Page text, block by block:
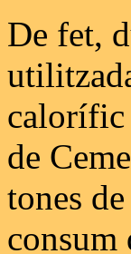
De fet,
calorífic
de
tones
consum